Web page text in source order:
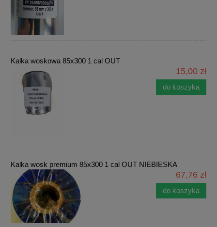
Kalka woskowa 85x300 1 cal OUT
15,00 zł
do koszyka
Kalka wosk premium 85x300 1 cal OUT NIEBIESKA
67,76 zł
do koszyka